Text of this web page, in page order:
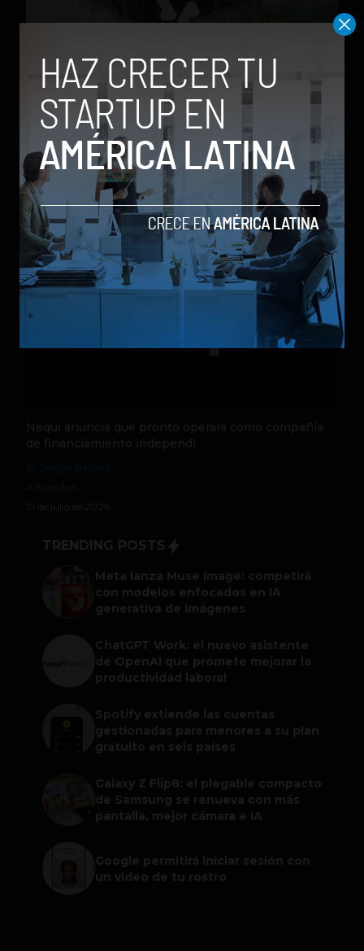
Qwen 3.8-Max, la nueva IA de Alibaba que desafía a
los modelos más poderosos
by Sergio Ramos
Actualidad
5 de agosto de 2026
Nequi anuncia que pronto operará como compañía
de financiamiento independi
31 de julio de 2026
TRENDING POSTS
Meta lanza Muse Image: competirá
con modelos enfocados en IA
generativa de imágenes
ChatGPT Work: el nuevo asistente
de OpenAI que promete mejorar la
productividad laboral
Spotify extiende las cuentas
gestionadas para menores a su plan
gratuito en seis países
Galaxy Z Flip8: el plegable compacto
de Samsung se renueva con más
pantalla, mejor cámara e IA
Google permitirá iniciar sesión con
un video de tu rostro